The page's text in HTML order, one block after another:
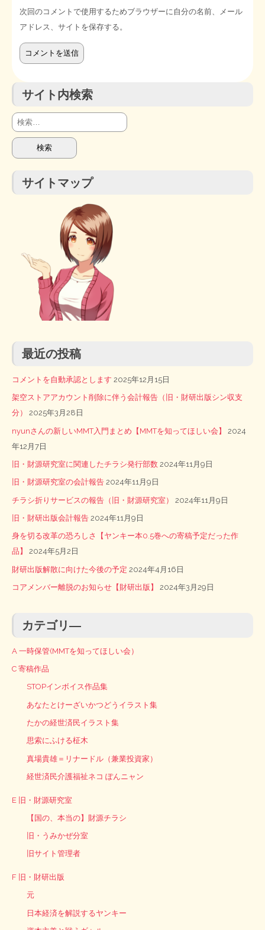
次回のコメントで使用するためブラウザーに自分の名前、メール
アドレス、サイトを保存する。
サイト内検索
検
索:
サイトマップ
最近の投稿
コメントを自動承認とします 2025年12月15日
架空ストアアカウント削除に伴う会計報告（旧・財研出版シン収支
分）
2025年3月28日
nyunさんの新しいMMT入門まとめ【MMTを知ってほしい会】
2024
年12月7日
旧・財源研究室に関連したチラシ発行部数 2024年11月9日
旧・財源研究室の会計報告 2024年11月9日
チラシ折りサービスの報告（旧・財源研究室） 2024年11月9日
旧・財研出版会計報告 2024年11月9日
身を切る改革の恐ろしさ【ヤンキー本0.5巻への寄稿予定だった作
品】
2024年5月2日
財研出版解散に向けた今後の予定 2024年4月16日
コアメンバー離脱のお知らせ【財研出版】 2024年3月29日
カテゴリ―
A 一時保管(MMTを知ってほしい会）
C 寄稿作品
STOPインボイス作品集
あなたとけーざいかつどうイラスト集
たかの経世済民イラスト集
思索にふける柾木
真場貴雄＝リナードル（兼業投資家）
経世済民介護福祉ネコ ぽんニャン
E 旧・財源研究室
【国の、本当の】財源チラシ
旧・うみかぜ分室
旧サイト管理者
F 旧・財研出版
元
日本経済を解説するヤンキー